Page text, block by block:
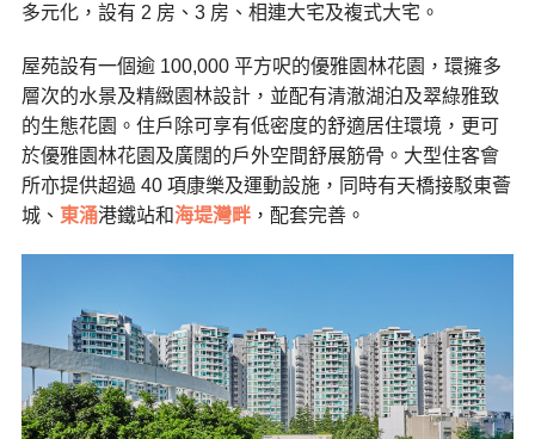
多元化，設有 2 房、3 房、相連大宅及複式大宅。
屋苑設有一個逾 100,000 平方呎的優雅園林花園，環擁多
層次的水景及精緻園林設計，並配有清澈湖泊及翠綠雅致
的生態花園。住戶除可享有低密度的舒適居住環境，更可
於優雅園林花園及廣闊的戶外空間舒展筋骨。大型住客會
所亦提供超過 40 項康樂及運動設施，同時有天橋接駁東薈
城、 東涌港鐵站和海堤灣畔，配套完善。